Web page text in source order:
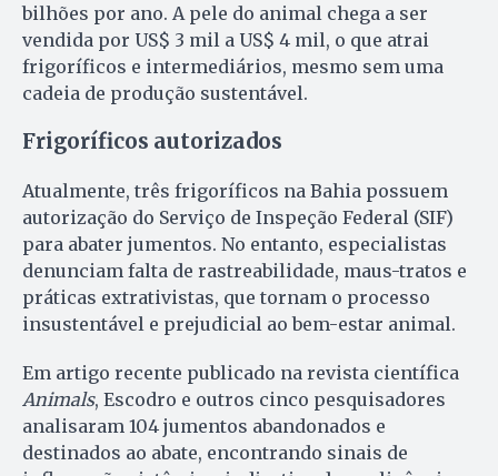
bilhões por ano. A pele do animal chega a ser
vendida por US$ 3 mil a US$ 4 mil, o que atrai
frigoríficos e intermediários, mesmo sem uma
cadeia de produção sustentável.
Frigoríficos autorizados
Atualmente, três frigoríficos na Bahia possuem
autorização do Serviço de Inspeção Federal (SIF)
para abater jumentos. No entanto, especialistas
denunciam falta de rastreabilidade, maus-tratos e
práticas extrativistas, que tornam o processo
insustentável e prejudicial ao bem-estar animal.
Em artigo recente publicado na revista científica
Animals, Escodro e outros cinco pesquisadores
analisaram 104 jumentos abandonados e
destinados ao abate, encontrando sinais de